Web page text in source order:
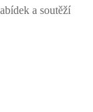
a soutěží